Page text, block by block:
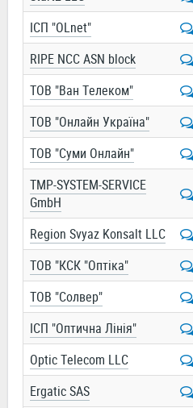
ІСП "OLnet"
RIPE NCC ASN block
ТОВ "Ван Телеком"
ТОВ "Онлайн Україна"
ТОВ "Суми Онлайн"
TMP-SYSTEM-SERVICE
GmbH
Region Svyaz Konsalt LLC
ТОВ "КСК "Оптіка"
ТОВ "Солвер"
ІСП "Оптична Лінія"
Optic Telecom LLC
Ergatic SAS